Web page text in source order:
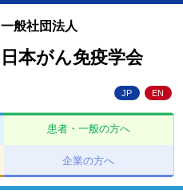
一般社団法人
日本がん免疫学会
JP EN
患者・一般の方へ
企業の方へ